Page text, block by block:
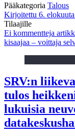
Pääkategoria Talous
Kirjoitettu 6.
Tilaajille
Ei kommentteja
kisaajaa – voittaja
SRV:n
tulos
lukuisia